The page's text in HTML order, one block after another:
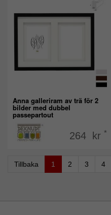
Anna galleriram av trä för 2
bilder med dubbel
passepartout
264 kr *
Tillbaka 1 2 3 4